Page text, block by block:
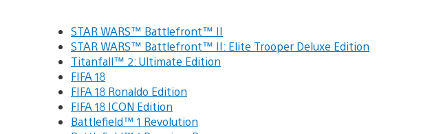
STAR WARS™ Battlefront™ II
STAR WARS™ Battlefront™ II: Elite Trooper Deluxe Edition
Titanfall™ 2: Ultimate Edition
FIFA 18
FIFA 18 Ronaldo Edition
FIFA 18 ICON Edition
Battlefield™ 1 Revolution